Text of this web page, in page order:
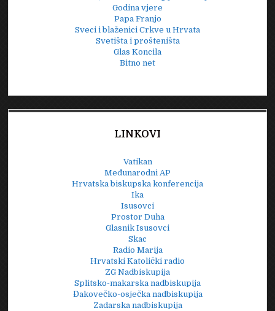
Godina vjere
Papa Franjo
Sveci i blaženici Crkve u Hrvata
Svetišta i prošteništa
Glas Koncila
Bitno net
LINKOVI
Vatikan
Međunarodni AP
Hrvatska biskupska konferencija
Ika
Isusovci
Prostor Duha
Glasnik Isusovci
Skac
Radio Marija
Hrvatski Katolički radio
ZG Nadbiskupija
Splitsko-makarska nadbiskupija
Đakovečko-osječka nadbiskupija
Zadarska nadbiskupija